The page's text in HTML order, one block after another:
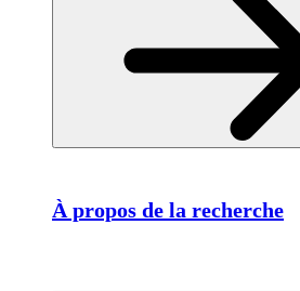
À propos de la recherche